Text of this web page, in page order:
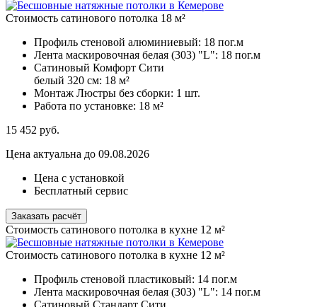
Стоимость сатинового потолка 18 м²
Профиль стеновой алюминиевый: 18 пог.м
Лента маскировочная белая (303) "L": 18 пог.м
Сатиновый Комфорт Сити
белый 320 см: 18 м²
Монтаж Люстры без сборки: 1 шт.
Работа по установке: 18 м²
15 452 руб.
Цена актуальна до 09.08.2026
Цена с установкой
Бесплатный сервис
Заказать расчёт
Стоимость сатинового потолка в кухне 12 м²
Стоимость сатинового потолка в кухне 12 м²
Профиль стеновой пластиковый: 14 пог.м
Лента маскировочная белая (303) "L": 14 пог.м